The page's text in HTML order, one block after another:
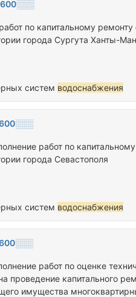
по капитальному
города Сургута Ханты-
систем водоснабжения
работ по
города Севастополя
систем водоснабжения
работ по оценке
проведение капитального
имущества